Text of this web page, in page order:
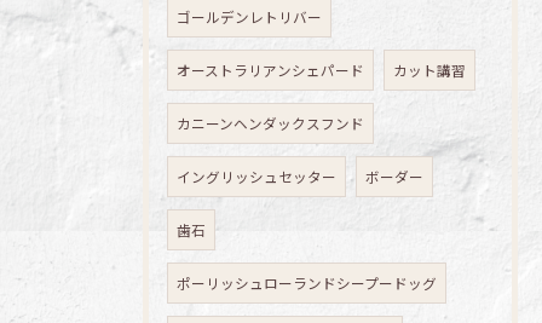
ゴールデンレトリバー
オーストラリアンシェパード カット講習
カニーンヘンダックスフンド
イングリッシュセッター ボーダー
歯石
ポーリッシュローランドシープードッグ